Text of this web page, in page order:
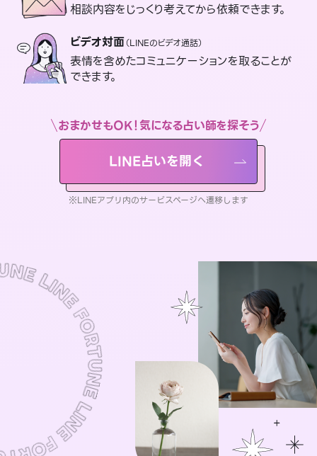
相談内容をじっくり考えてから依頼できます。
ビデオ対面（LINEのビデオ通話）
表情を含めたコミュニケーションを取ることが
できます。
おまかせもOK！気になる占い師を探そう
LINE占いを開く
※LINEアプリ内のサービスページへ遷移します